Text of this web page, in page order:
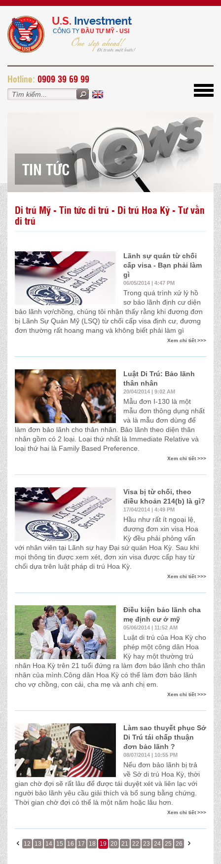
U.S. Investment
CÔNG TY ĐẦU TƯ MỸ - USI
Hotline: 0909 39 69 99
TIN TỨC
Di trú Mỹ - Tin tức di trú - Di trú Hoa Kỳ - Tư vấn
di trú
Lãnh sự quán từ chối
cấp visa - Bạn phải làm
gì
06/05/2014 | 4:47 PM
Trong quá trình xử lý hồ
sơ bảo lãnh định cư diện
bảo lãnh vợ/chồng, chúng tôi nhận thấy rằng khi đương đơn
bị Lãnh Sự Quán Mỹ (LSQ) từ chối cấp visa định cư, đương
đơn thường rất hoang mang và không biết phải làm gì
Xem chi tiết >>>
Luật Di Trú: Bảo lãnh
thân nhân
20/04/2014 | 9:02 AM
Mẫu đơn I-130 là một
mẫu đơn thông dụng nhất
và là mẫu đơn dùng để
làm đơn bảo lãnh cho thân nhân. Bảo lãnh theo diện thân
nhân gồm có 2 loại. Loại thứ nhất là Immediate Relative và
loại thứ hai là Family Based Preference.
Xem chi tiết >>>
Visa bị từ chối, theo
điều khoản 214(b) là gì?
17/04/2014 | 4:49 PM
Hầu như rất ít ngoại lệ,
đương đơn xin visa Hoa
Kỳ đều phải phỏng vấn
với nhân viên tại Lãnh sự hay Đại sứ quán Hoa Kỳ. Sau khi
mọi thông tin được xem xét, đơn xin visa được cấp hay từ
chối dựa trên luật pháp di trú Hoa Kỳ.
Xem chi tiết >>>
Điều kiện bảo lãnh cha
mẹ định cư ở mỹ
05/06/2014 | 11:52 AM
Luật di trú của Hoa Kỳ cho
phép một công dân Hoa
Kỳ hay một thường trú
nhân Hoa Kỳ trên 21 tuổi đứng ra làm đơn bảo lãnh cho thân
nhân của mình.Công dân Hoa Kỳ có thể làm đơn bảo lãnh
cho vợ chồng, con cái, cha mẹ và anh chị em.
Xem chi tiết >>>
Làm sao thuyết phục Sở
Di Trú tái chấp thuận
đơn bảo lãnh ?
08/07/2014 | 10:55 PM
Nếu đơn bảo lãnh bị trả
về Sở di trú Hoa Kỳ, thời
gian chờ đợi sẽ rất lâu để được tái duyệt xét và liên lạc với
người bảo lãnh yêu cầu giải thích và bổ sung bằng chứng.
Thời gian chờ đợi có thể là một năm hoặc lâu hơn.
Xem chi tiết >>>
12 13 14 15 16 17 18 19 20 21 22 23 24 25 26